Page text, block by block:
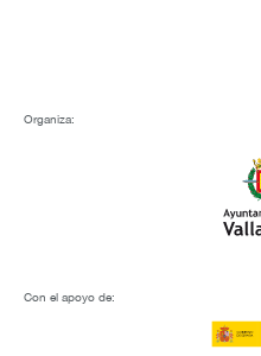
Organiza:
Con el apoyo de: